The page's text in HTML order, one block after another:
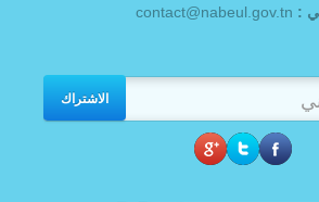
:
الاشتراك